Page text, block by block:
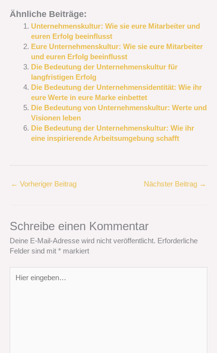
Ähnliche Beiträge:
Unternehmenskultur: Wie sie eure Mitarbeiter und
euren Erfolg beeinflusst
Eure Unternehmenskultur: Wie sie eure Mitarbeiter
und euren Erfolg beeinflusst
Die Bedeutung der Unternehmenskultur für
langfristigen Erfolg
Die Bedeutung der Unternehmensidentität: Wie ihr
eure Werte in eure Marke einbettet
Die Bedeutung von Unternehmenskultur: Werte und
Visionen leben
Die Bedeutung der Unternehmenskultur: Wie ihr
eine inspirierende Arbeitsumgebung schafft
← Vorheriger Beitrag Nächster Beitrag →
Schreibe einen Kommentar
Deine E-Mail-Adresse wird nicht veröffentlicht. Erforderliche
Felder sind mit * markiert
eingeben…